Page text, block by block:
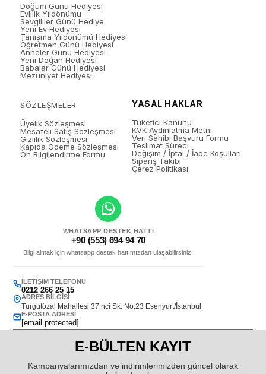
Doğum Günü Hediyesi
Evlilik Yıldönümü
Sevgililer Günü Hediye
Yeni Ev Hediyesi
Tanışma Yıldönümü Hediyesi
Öğretmen Günü Hediyesi
Anneler Günü Hediyesi
Yeni Doğan Hediyesi
Babalar Günü Hediyesi
Mezuniyet Hediyesi
SÖZLEŞMELER
Üyelik Sözleşmesi
Mesafeli Satış Sözleşmesi
Gizlilik Sözleşmesi
Kapıda Ödeme Sözleşmesi
Ön Bilgilendirme Formu
YASAL HAKLAR
Tüketici Kanunu
KVK Aydınlatma Metni
Veri Sahibi Başvuru Formu
Teslimat Süreci
Değişim / İptal / İade Koşulları
Sipariş Takibi
Çerez Politikası
WHATSAPP DESTEK HATTI
+90 (553) 694 94 70
Bilgi almak için whatsapp destek hattımızdan ulaşabilirsiniz.
İLETIŞIM TELEFONU
0212 266 25 15
ADRES BILGISI
Turgutözal Mahallesi 37 nci Sk. No:23 Esenyurt/İstanbul
E-POSTA ADRESI
[email protected]
E-BÜLTEN KAYIT
Kampanyalarımızdan ve indirimlerimizden güncel olarak